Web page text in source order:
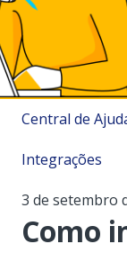
Central de
Integrações
3 de setembro
Como